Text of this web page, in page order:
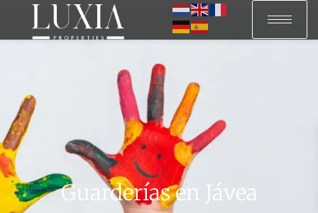
Guarderías en Jávea